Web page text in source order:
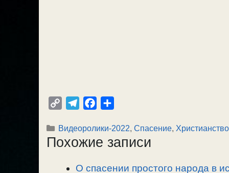
p
y
l
e
r
c
e
o
п
р
в
Рубрики
Видеоролики-2022, Спасение,
Похожие записи
О спасении простого народа в